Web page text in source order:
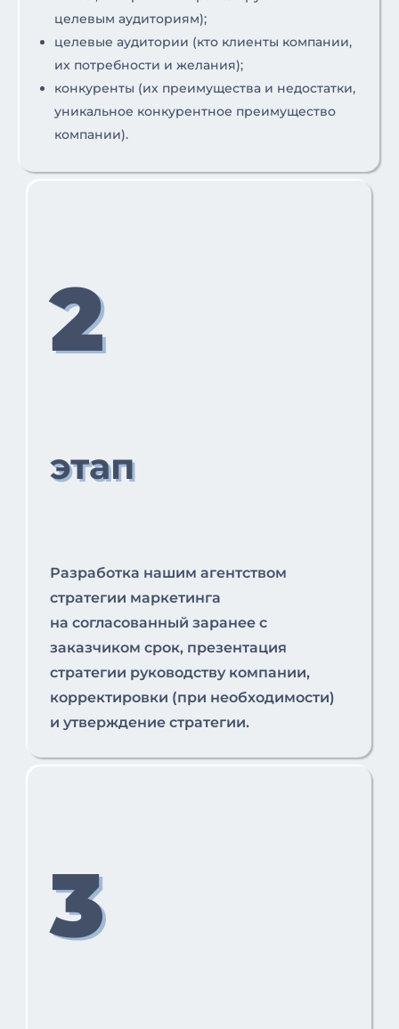
целевым аудиториям);
целевые аудитории (кто клиенты компании,
их потребности и желания);
конкуренты (их преимущества и недостатки,
уникальное конкурентное преимущество
компании).
2
этап
Разработка нашим агентством
стратегии маркетинга
на согласованный заранее с
заказчиком срок, презентация
стратегии руководству компании,
корректировки (при необходимости)
и утверждение стратегии.
3